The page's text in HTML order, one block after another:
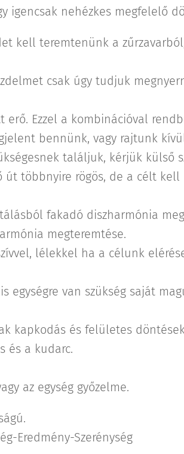
igencsak nehézkes megfelelő
kell teremtenünk a
csak úgy tudjuk
erő. Ezzel a kombinációval
bennünk, vagy rajtunk
találjuk, kérjük külső
út többnyire rögös, de a célt
fakadó diszharmónia
megteremtése.
lélekkel ha a célunk
egységre van szükség saját
kapkodás és felületes
és a kudarc.
az egység győzelme.
Eredmény-Szerénység